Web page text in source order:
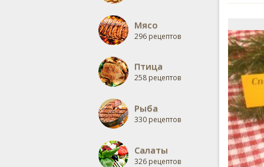
Мясо
296 рецептов
Птица
258 рецептов
Рыба
330 рецептов
Салаты
326 рецептов